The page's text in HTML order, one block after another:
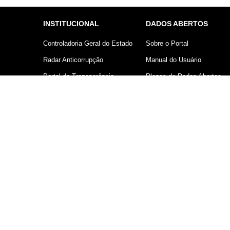
INSTITUCIONAL
Controladoria Geral do Estado
Radar Anticorrupção
Portal da Transparência
DADOS ABERTOS
Sobre o Portal
Manual do Usuário
Planos de Dados Abertos